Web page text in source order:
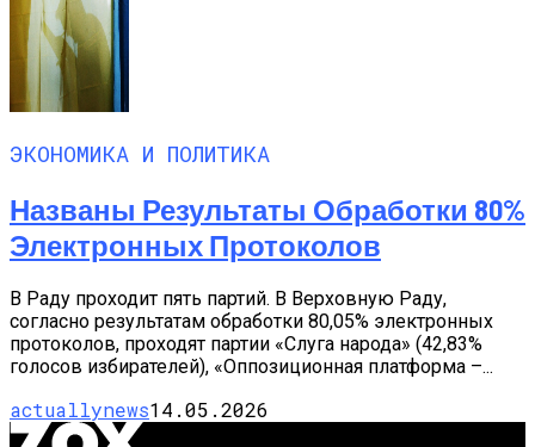
ЭКОНОМИКА И ПОЛИТИКА
Названы Результаты Обработки 80%
Электронных Протоколов
В Раду проходит пять партий. В Верховную Раду,
согласно результатам обработки 80,05% электронных
протоколов, проходят партии «Слуга народа» (42,83%
голосов избирателей), «Оппозиционная платформа –...
actuallynews14.05.2026